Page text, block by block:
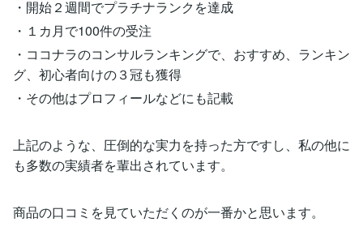
・開始２週間でプラチナランクを達成
・１カ月で100件の受注
・ココナラのコンサルランキングで、おすすめ、ランキン
グ、初心者向けの３冠も獲得
・その他はプロフィールなどにも記載
上記のような、圧倒的な実力を持った方ですし、私の他に
も多数の実績者を輩出されています。
商品の口コミを見ていただくのが一番かと思います。